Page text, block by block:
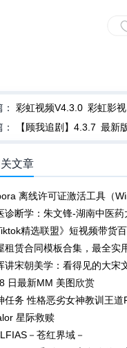
：彩虹视频V4.3.0 彩虹影
【顾我追剧】4.3.7 最新
文章
离线许可证激活工具（
诊断学：朱文锋-湖南中医药
精选联盟》短视频带货
租赁合同模板合集，最全实
讲宋朝美学：看得见的大宋
日最新MM 美图欣赏
任务 性格恶劣女神教训王道
星际救赎
－苍红界域－